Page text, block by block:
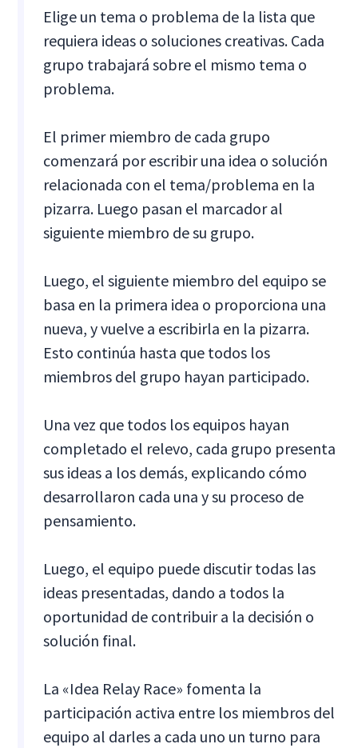
Elige un tema o problema de la lista que
requiera ideas o soluciones creativas. Cada
grupo trabajará sobre el mismo tema o
problema.
El primer miembro de cada grupo
comenzará por escribir una idea o solución
relacionada con el tema/problema en la
pizarra. Luego pasan el marcador al
siguiente miembro de su grupo.
Luego, el siguiente miembro del equipo se
basa en la primera idea o proporciona una
nueva, y vuelve a escribirla en la pizarra.
Esto continúa hasta que todos los
miembros del grupo hayan participado.
Una vez que todos los equipos hayan
completado el relevo, cada grupo presenta
sus ideas a los demás, explicando cómo
desarrollaron cada una y su proceso de
pensamiento.
Luego, el equipo puede discutir todas las
ideas presentadas, dando a todos la
oportunidad de contribuir a la decisión o
solución final.
La «Idea Relay Race» fomenta la
participación activa entre los miembros del
equipo al darles a cada uno un turno para